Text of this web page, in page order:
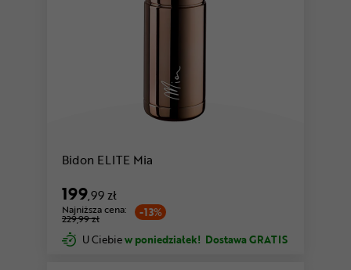
Bidon ELITE Mia
199,99 zł
-13%
Najniższa cena:
229,99 zł
U Ciebiew poniedziałek! Dostawa GRATIS